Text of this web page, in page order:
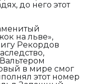
до него этот
на льве»,
Рекордов
в мире смог
этот номер